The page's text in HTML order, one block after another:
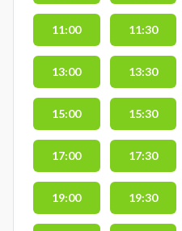
11:00 11:30
13:00 13:30
15:00 15:30
17:00 17:30
19:00 19:30